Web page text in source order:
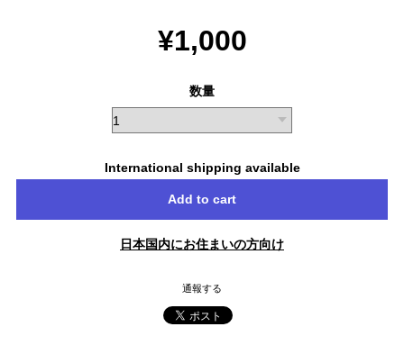
¥1,000
数量
International shipping available
Add to cart
日本国内にお住まいの方向け
通報する